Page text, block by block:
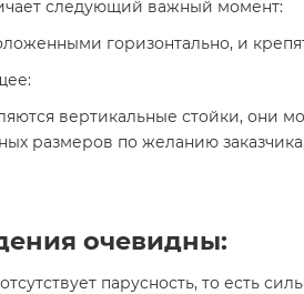
следующий важный момент:
горизонтально, и
вертикальные стойки, они
размеров по желанию
очевидны:
парусность, то есть